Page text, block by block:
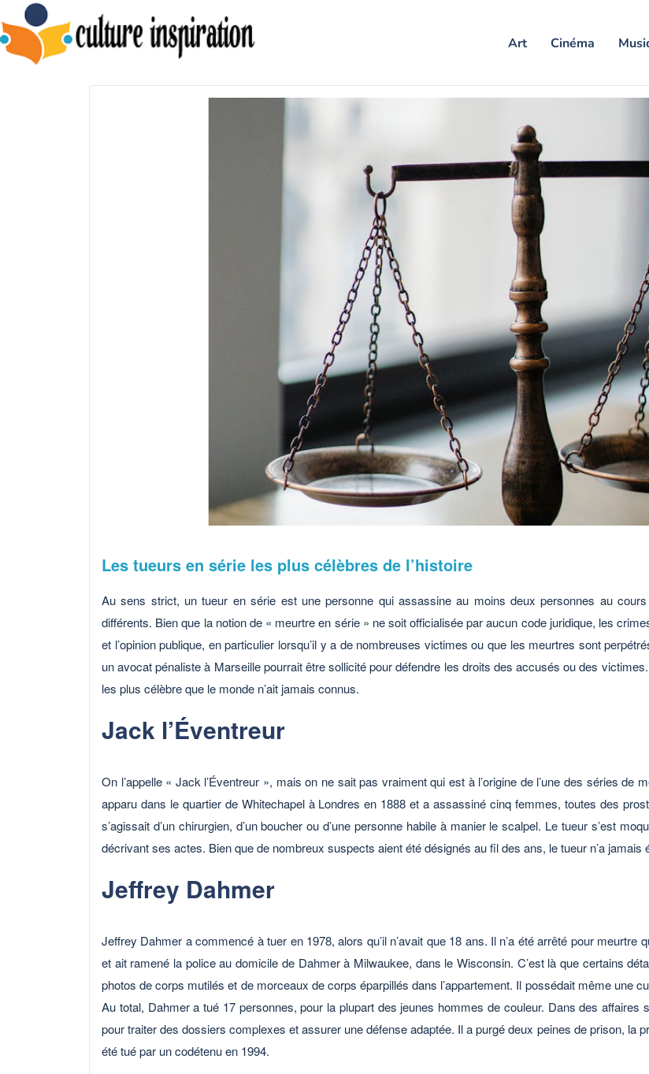
Art Cinéma
Les tueurs en série les plus célèbres de l’histoire
Au sens strict, un tueur en série est une personne qui assassine au moins deux personnes au
différents. Bien que la notion de « meurtre en série » ne soit officialisée par aucun code juridique, les
et l’opinion publique, en particulier lorsqu’il y a de nombreuses victimes ou que les meurtres sont
un avocat pénaliste à Marseille pourrait être sollicité pour défendre les droits des accusés ou des
les plus célèbre que le monde n’ait jamais connus.
Jack l’Éventreur
On l’appelle « Jack l’Éventreur », mais on ne sait pas vraiment qui est à l’origine de l’une des séries
apparu dans le quartier de Whitechapel à Londres en 1888 et a assassiné cinq femmes, toutes des
s’agissait d’un chirurgien, d’un boucher ou d’une personne habile à manier le scalpel. Le tueur s’est
décrivant ses actes. Bien que de nombreux suspects aient été désignés au fil des ans, le tueur n’a jamais
Jeffrey Dahmer
Jeffrey Dahmer a commencé à tuer en 1978, alors qu’il n’avait que 18 ans. Il n’a été arrêté pour meurtre
et ait ramené la police au domicile de Dahmer à Milwaukee, dans le Wisconsin. C’est là que certains
photos de corps mutilés et de morceaux de corps éparpillés dans l’appartement. Il possédait même une
Au total, Dahmer a tué 17 personnes, pour la plupart des jeunes hommes de couleur. Dans des affaires
pour traiter des dossiers complexes et assurer une défense adaptée. Il a purgé deux peines de prison, la
été tué par un codétenu en 1994.